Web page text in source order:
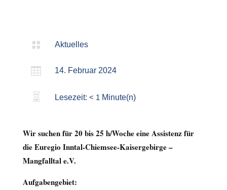
 Aktuelles
 14. Februar 2024
 Lesezeit: < 1 Minute(n)
Wir suchen für 20 bis 25 h/Woche eine Assistenz für
die Euregio Inntal-Chiemsee-Kaisergebirge –
Mangfalltal e.V.
Aufgabengebiet: